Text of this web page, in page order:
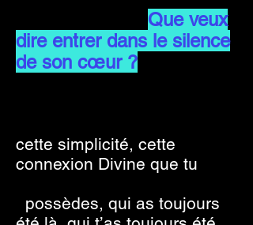
Que veux
dire entrer dans le silence
de son cœur ?
cette simplicité, cette
connexion Divine que tu
possèdes, qui as toujours